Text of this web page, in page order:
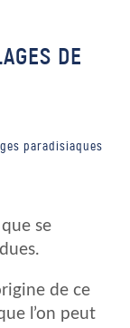
DE
paradisiaques
se
de ce
l’on peut